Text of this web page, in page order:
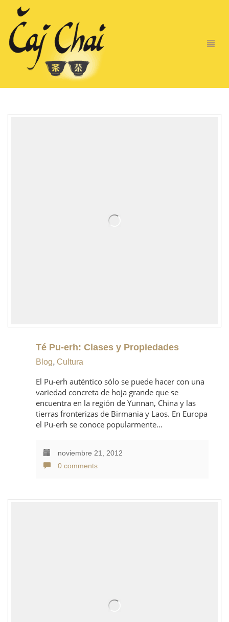
Té Pu-erh: Clases y Propiedades
Blog, Cultura
El Pu-erh auténtico sólo se puede hacer con una
variedad concreta de hoja grande que se
encuentra en la región de Yunnan, China y las
tierras fronterizas de Birmania y Laos. En Europa
el Pu-erh se conoce popularmente…
noviembre 21, 2012
0 comments